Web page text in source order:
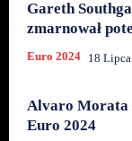
Gareth
zmarnował
Euro 2024 18
Alvaro Morata
Euro 2024